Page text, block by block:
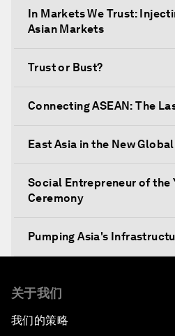
In Markets We Trust:
Asian Markets
Trust or Bust?
Connecting ASEAN: The
East Asia in the New
Social Entrepreneur of the
Ceremony
Pumping Asia's
The New AEC Context
关于我们
我们的策略